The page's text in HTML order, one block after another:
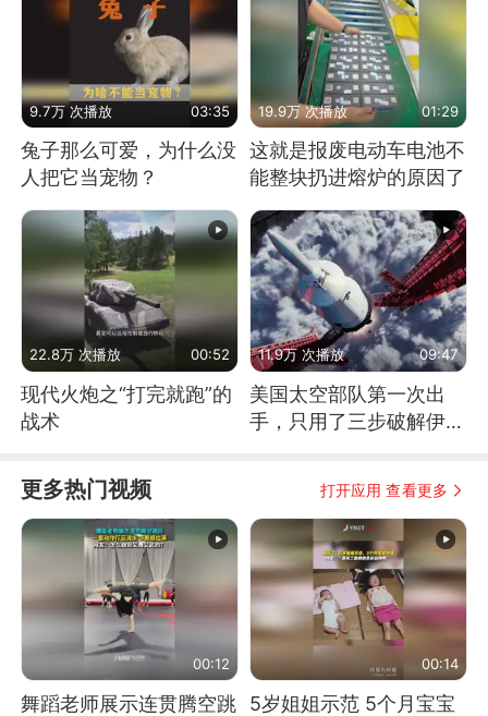
9.7万 次播放 03:35
兔子那么可爱，为什么没
人把它当宠物？
19.9万 次播放 01:29
这就是报废电动车电池不
能整块扔进熔炉的原因了
22.8万 次播放 00:52
现代火炮之“打完就跑”的
战术
11.9万 次播放 09:47
美国太空部队第一次出
手，只用了三步破解伊朗
更多热门视频 打开应用 查看更多
00:12
舞蹈老师展示连贯腾空跳
00:14
5岁姐姐示范 5个月宝宝